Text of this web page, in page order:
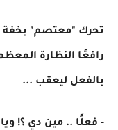
تحرك "معتصم" بخفة
رافعًا النظارة
بالفعل ليعقب ...
- فعلًا .. مين دي ؟!